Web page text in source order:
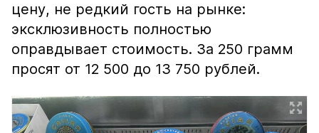
цену, не редкий гость на рынке:
эксклюзивность полностью
оправдывает стоимость. За 250 грамм
просят от 12 500 до 13 750 рублей.